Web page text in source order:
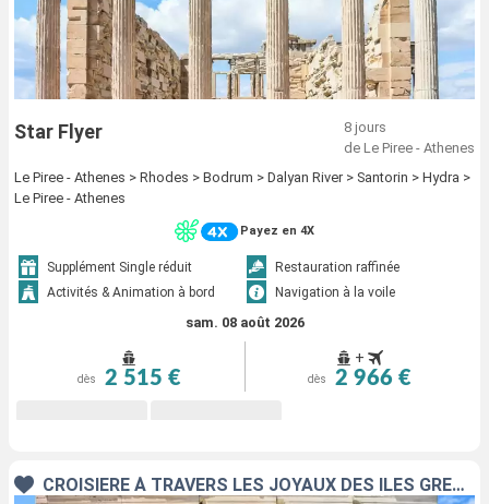
Star Flyer
8 jours
de Le Piree - Athenes
Le Piree - Athenes > Rhodes > Bodrum > Dalyan River > Santorin > Hydra >
Le Piree - Athenes
Payez en 4X
Supplément Single réduit
Restauration raffinée
Activités & Animation à bord
Navigation à la voile
sam. 08 août 2026
dès 2 515 €
+
dès 2 966 €
CROISIÈRE À TRAVERS LES JOYAUX DES ÎLES GRECQUES AVEC JEAN-FRANÇOIS COLOSIMO